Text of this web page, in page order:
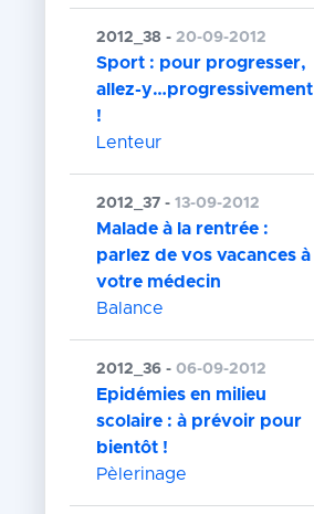
2012_38 -20-09-2012
Sport : pour progresser,
allez-y…progressivement
!
Lenteur
2012_37 -13-09-2012
Malade à la rentrée :
parlez de vos vacances à
votre médecin
Balance
2012_36 -06-09-2012
Epidémies en milieu
scolaire : à prévoir pour
bientôt !
Pèlerinage